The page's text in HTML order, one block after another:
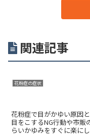
関連記事
花粉症の症状
花粉症で目がかゆい原因
目をこするNG行動や市販
らいかゆみをすぐに楽に